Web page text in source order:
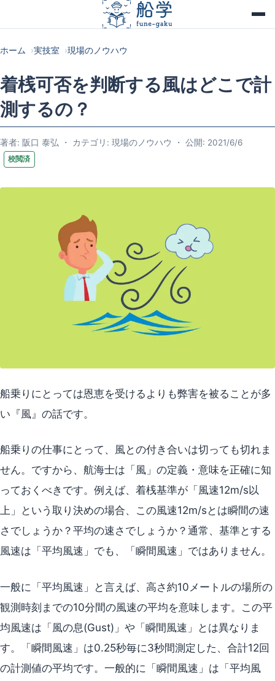
ホーム 実技室 現場のノウハウ
着桟可否を判断する風はどこで計
測するの？
著者: 阪口 泰弘 ・ カテゴリ: 現場のノウハウ ・ 公開: 2021/6/6
校閲済
船乗りにとっては恩恵を受けるよりも弊害を被ることが多
い『風』の話です。
船乗りの仕事にとって、風との付き合いは切っても切れま
せん。ですから、航海士は「風」の定義・意味を正確に知
っておくべきです。例えば、着桟基準が「風速12m/s以
上」という取り決めの場合、この風速12m/sとは瞬間の速
さでしょうか？平均の速さでしょうか？通常、基準とする
風速は「平均風速」でも、「瞬間風速」ではありません。
一般に「平均風速」と言えば、高さ約10メートルの場所の
観測時刻までの10分間の風速の平均を意味します。この平
均風速は「風の息(Gust)」や「瞬間風速」とは異なりま
す。「瞬間風速」は0.25秒毎に3秒間測定した、合計12回
の計測値の平均です。一般的に「瞬間風速」は「平均風